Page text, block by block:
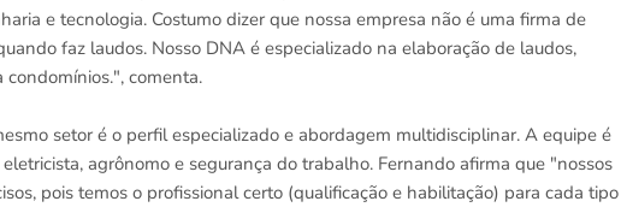
e tecnologia. Costumo dizer que nossa empresa não é uma firma de
faz laudos. Nosso DNA é especializado na elaboração de laudos,
condomínios.", comenta.
setor é o perfil especializado e abordagem multidisciplinar. A equipe é
agrônomo e segurança do trabalho. Fernando afirma que "nossos
pois temos o profissional certo (qualificação e habilitação) para cada tipo